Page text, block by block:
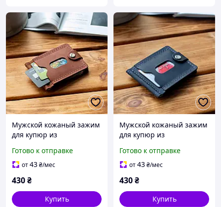
Мужской кожаный зажим
для купюр из
коньячный ручной
работы. Держатели для
Готово к отправке
от43₴/мес
430₴
Купить
Мужской кожаный зажим
для купюр из
синий ручной работы.
Держатели для денег
Готово к отправке
от43₴/мес
430₴
Купить